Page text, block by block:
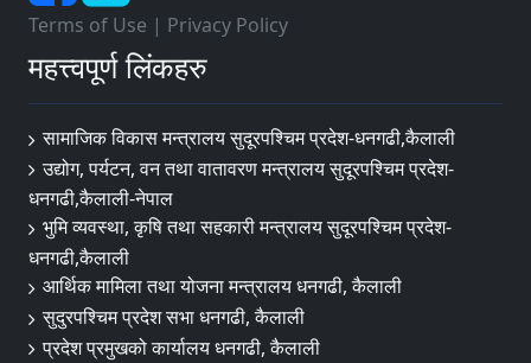
Terms of Use | Privacy Policy
महत्त्वपूर्ण लिंकहरु
सामाजिक विकास मन्त्रालय सुदूरपश्चिम प्रदेश-धनगढी,कैलाली
उद्योग, पर्यटन, वन तथा वातावरण मन्त्रालय सुदूरपश्चिम प्रदेश-
धनगढी,कैलाली-नेपाल
भुमि व्यवस्था, कृषि तथा सहकारी मन्त्रालय सुदूरपश्चिम प्रदेश-
धनगढी,कैलाली
आर्थिक मामिला तथा योजना मन्त्रालय धनगढी, कैलाली
सुदुरपश्चिम प्रदेश सभा धनगढी, कैलाली
प्रदेश प्रमुखको कार्यालय धनगढी, कैलाली